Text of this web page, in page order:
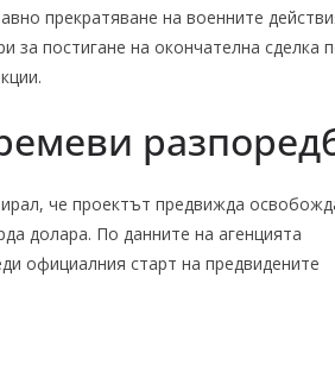
прекратяване на военните
за постигане на окончателна сделка
че проектът предвижда
долара. По данните на агенцията
официалния старт на предвидените